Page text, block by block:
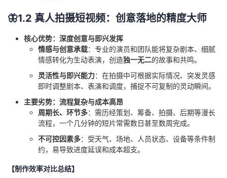
🦋1.2 真人拍摄短视频：创意落地的精度大师
核心优势：深度创意与即兴发挥
情感与创意承载：专业的演员和团队能将复杂剧本、细腻
情感转化为生动表演，创造独一无二的故事和共鸣。
灵活性与即兴能力：在拍摄中可根据实际情况、突发灵感
即时调整剧本、表演和调度，捕捉不可复制的灵动瞬间。
主要劣势：流程复杂与成本高昂
周期长、环节多：需历经策划、筹备、拍摄、后期等漫长
流程，一个几分钟的短片常需数日甚至数周完成。
不可控因素多：受天气、场地、人员状态、设备等条件制
约，易导致进度延误和成本超支。
【制作效率对比总结】